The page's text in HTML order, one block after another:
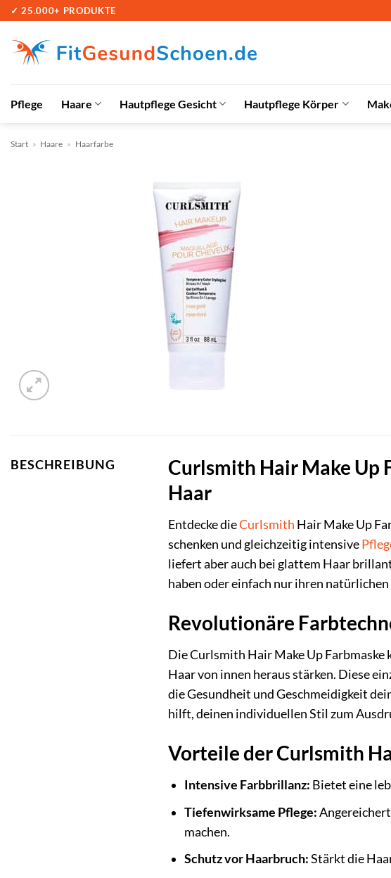
Zum
springen
✓ 25.000+ PRODUKTE
Pflege Haare Hautpflege Gesicht Hautpflege Körper
Start » Haare » Haarfarbe
BESCHREIBUNG
Curlsmith Hair Make Up
Haar
Entdecke dieCurlsmith Hair Make Up
schenken und gleichzeitig intensive
liefert aber auch bei glattem Haar
haben oder einfach nur ihren
Revolutionäre
Die Curlsmith Hair Make Up
Haar von innen heraus stärken. Diese
die Gesundheit und Geschmeidigkeit
hilft, deinen individuellen Stil zum
Vorteile der Curlsmith
Intensive Farbbrillanz: Bietet eine
Tiefenwirksame Pflege:
machen.
Schutz vor Haarbruch:Stärkt die